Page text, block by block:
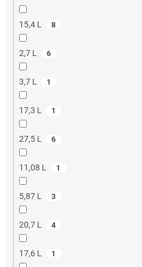
15,4 L 8
2,7 L 6
3,7 L 1
17,3 L 1
27,5 L 6
11,08 L 1
5,87 L 3
20,7 L 4
17,6 L 1